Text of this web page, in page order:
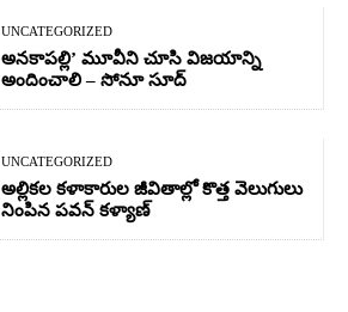
UNCATEGORIZED
అనకాపల్లి’ మూవీని చూసి విజయాన్ని
అందించాలి – సోనూ సూద్
UNCATEGORIZED
అల్లికల కళాకారుల జీవితాల్లో కొత్త వెలుగులు
నింపిన పవన్ కళ్యాణ్